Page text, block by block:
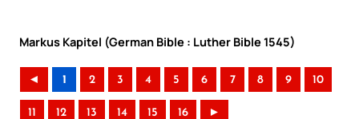
Markus Kapitel (German Bible : Luther Bible 1545)
◄ 1 2 3 4 5 6 7 8 9 10
11 12 13 14 15 16 ►